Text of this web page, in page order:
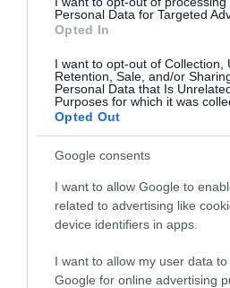
Personal Data for Targeted
Opted In
I want to opt-out of Collection,
Retention, Sale, and/or
Personal Data that Is
Purposes for which it was
Opted Out
Google consents
I want to allow Google to
related to advertising like
device identifiers in apps.
I want to allow my user data
Google for online advertising
kapták, majd a hatodikban új
étvágyuk ekkor újra megnőtt
új eledel alapvetően kevésbé
Vagyisaz újdonság
visszahozni az evési kedvet.
megvizsgálták, mi történik
Ehhez egy kétrekeszes tálat
az állat ugyanazt az eledelt
másik illatanyag is távozott az
eredmény szerint a macskák
visszatért, vagyis
az
lehetett ahhoz, hogy újra